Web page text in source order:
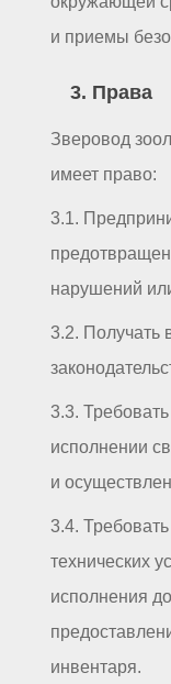
и приемы
3. Права
Зверовод
имеет право:
3.1.
нарушений
3.2. Получать
3.3.
исполнении
и
3.4.
технических
исполнения
инвентаря.